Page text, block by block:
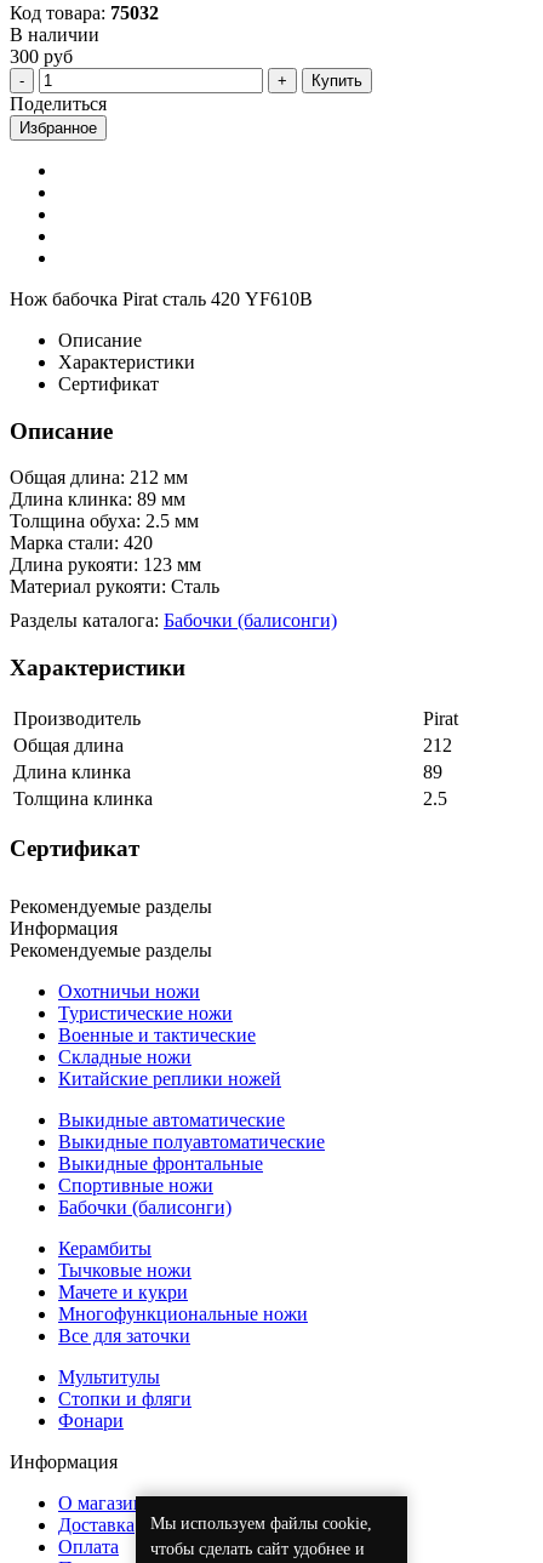
Мы используем файлы cookie,
чтобы сделать сайт удобнее и
Код товара: 75032
В наличии
300 руб
Купить
Поделиться
Избранное
Нож бабочка Pirat сталь 420 YF610B
Описание
Характеристики
Сертификат
Описание
Общая длина: 212 мм
Длина клинка: 89 мм
Толщина обуха: 2.5 мм
Марка стали: 420
Длина рукояти: 123 мм
Материал рукояти: Сталь
Разделы каталога: Бабочки (балисонги)
Характеристики
Производитель
Pirat
Общая длина
212
Длина клинка
89
Толщина клинка
2.5
Сертификат
Рекомендуемые разделы
Информация
Рекомендуемые разделы
Охотничьи ножи
Туристические ножи
Военные и тактические
Складные ножи
Китайские реплики ножей
Выкидные автоматические
Выкидные полуавтоматические
Выкидные фронтальные
Спортивные ножи
Бабочки (балисонги)
Керамбиты
Тычковые ножи
Мачете и кукри
Многофункциональные ножи
Все для заточки
Мультитулы
Стопки и фляги
Фонари
Информация
О магазине
Доставка
Оплата